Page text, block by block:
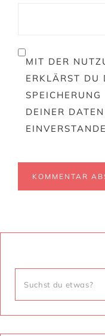
MIT DER
ERKLÄRST DU
DEINER